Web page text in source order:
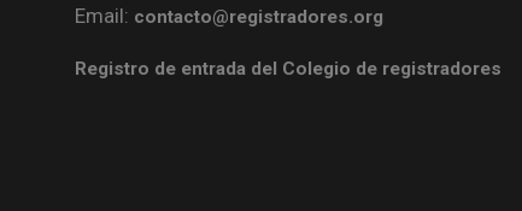
Email: contacto@registradores.org
Registro de entrada del Colegio de registradores